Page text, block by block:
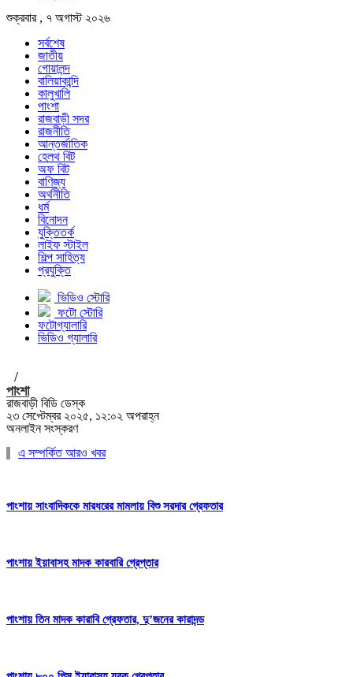
শুক্রবার , ৭ অগাস্ট ২০২৬
সর্বশেষ
জাতীয়
গোয়ালন্দ
বালিয়াকান্দি
কালুখালি
পাংশা
রাজবাড়ী সদর
রাজনীতি
আন্তর্জাতিক
হেলথ বিট
অফ বিট
বাণিজ্য
অর্থনীতি
ধর্ম
বিনোদন
যুক্তিতর্ক
লাইফ স্টাইল
শিল্প সাহিত্য
প্রযুক্তি
ভিডিও স্টোরি
ফটো স্টোরি
ফটোগ্যালারি
ভিডিও গ্যালারি
/
পাংশা
রাজবাড়ী বিডি ডেস্ক
২৩ সেপ্টেম্বর ২০২৫, ১২:০২ অপরাহ্ন
অনলাইন সংস্করণ
এ সম্পর্কিত আরও খবর
পাংশায় সাংবাদিককে মারধরের মামলায় বিশু সরদার গ্রেফতার
পাংশায় ইয়াবাসহ মাদক কারবারি গ্রেপ্তার
পাংশায় তিন মাদক কারাবি গ্রেফতার, দু’জনের কারাদন্ড